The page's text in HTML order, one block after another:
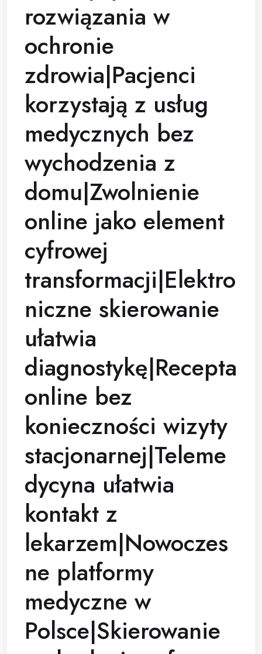
rozwiązania w
ochronie
zdrowia|Pacjenci
korzystają z usług
medycznych bez
wychodzenia z
domu|Zwolnienie
online jako element
cyfrowej
transformacji|Elektro
niczne skierowanie
ułatwia
diagnostykę|Recepta
online bez
konieczności wizyty
stacjonarnej|Teleme
dycyna ułatwia
kontakt z
lekarzem|Nowoczes
ne platformy
medyczne w
Polsce|Skierowanie